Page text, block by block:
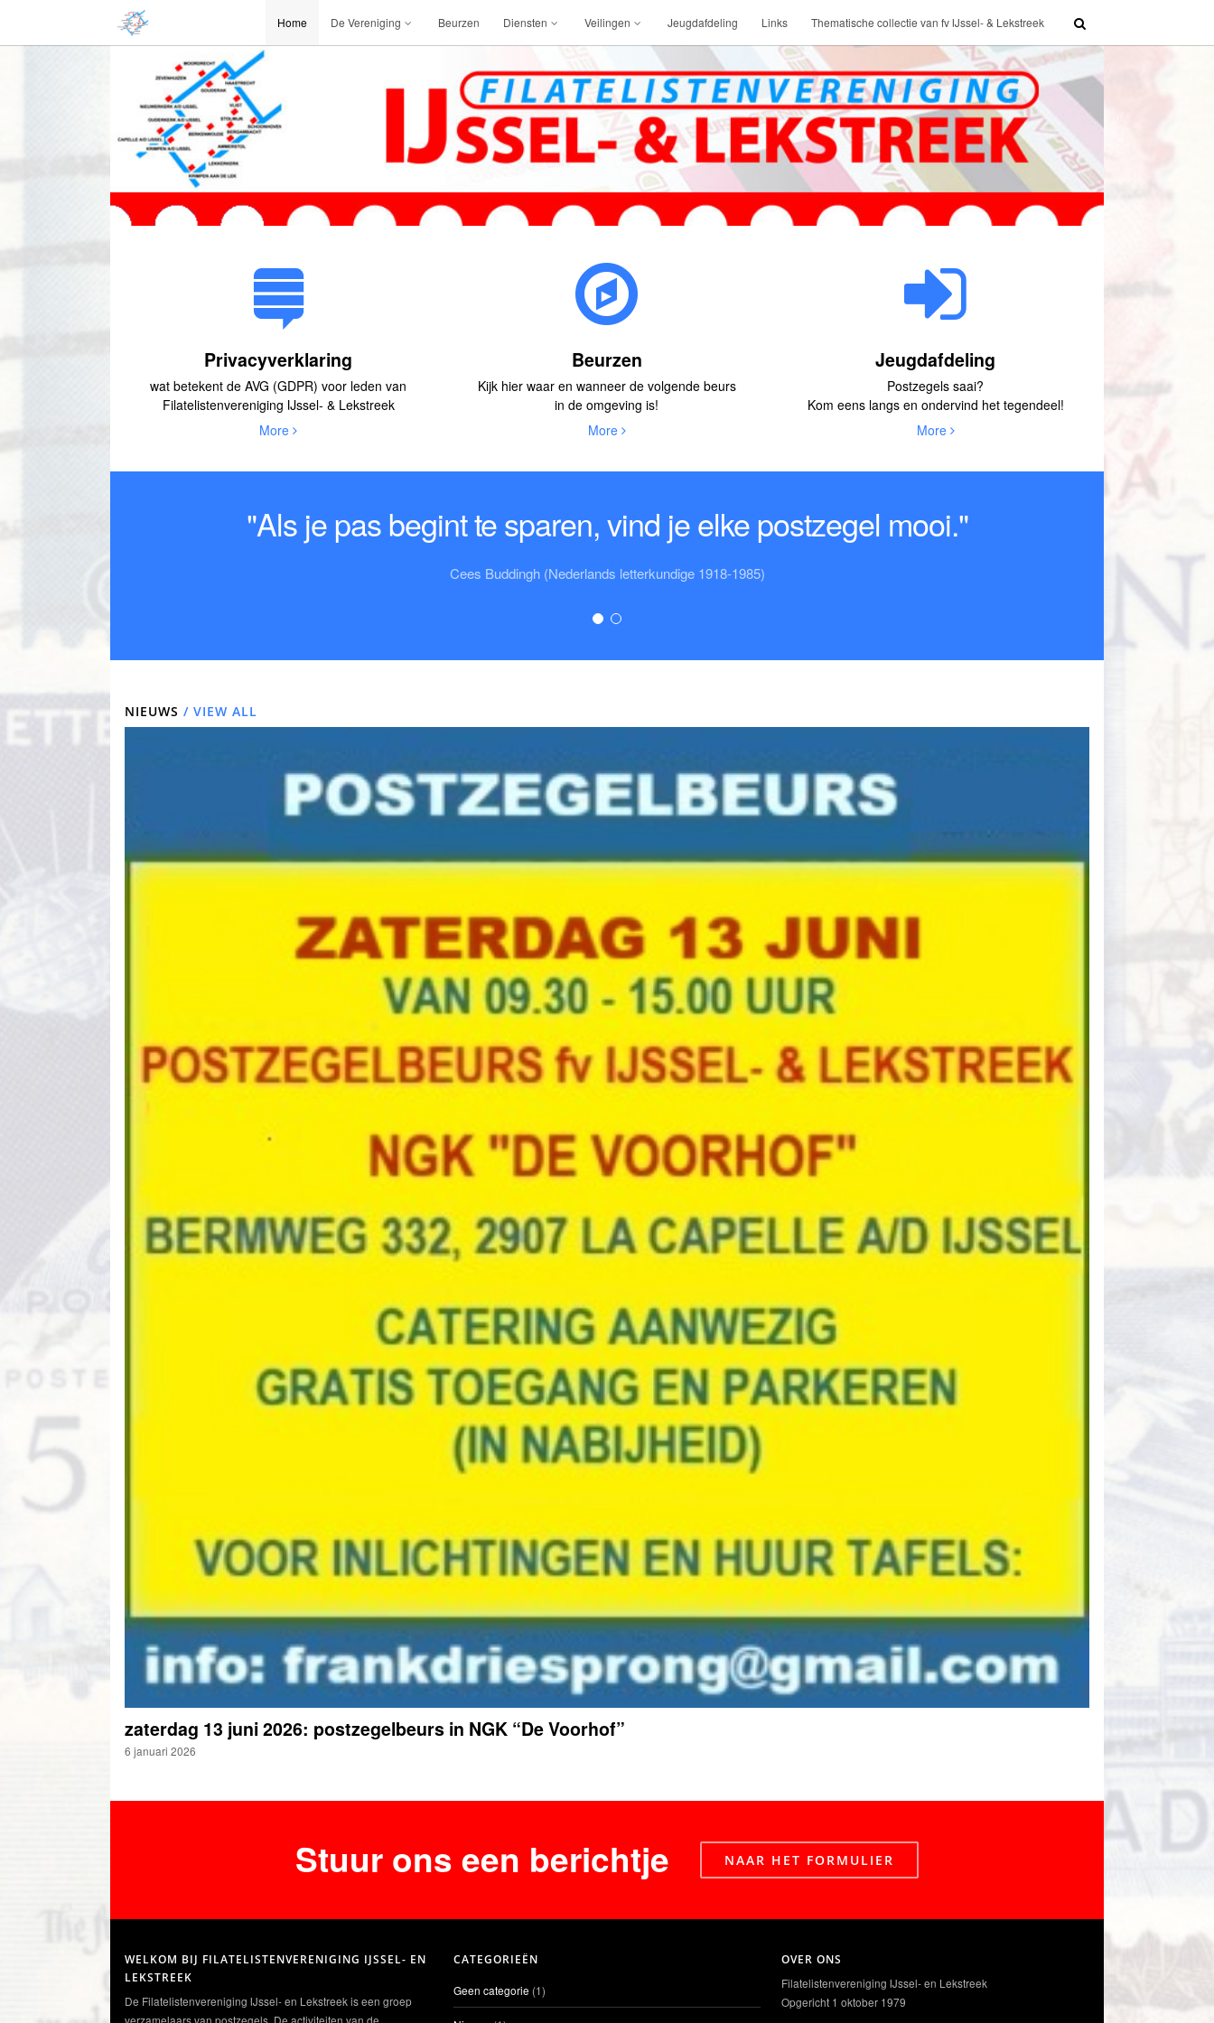
Home De Vereniging Beurzen Diensten Veilingen Jeugdafdeling Links Thematische collectie van fv IJssel- & Lekstreek
Privacyverklaring
wat betekent de AVG (GDPR) voor leden van
Filatelistenvereniging IJssel- & Lekstreek
More
Beurzen
Kijk hier waar en wanneer de volgende beurs
in de omgeving is!
More
Jeugdafdeling
Postzegels saai?
Kom eens langs en ondervind het tegendeel!
More
"Als je pas begint te sparen, vind je elke postzegel mooi."
Cees Buddingh (Nederlands letterkundige 1918-1985)
NIEUWS / VIEW ALL
zaterdag 13 juni 2026: postzegelbeurs in NGK “De Voorhof”
6 januari 2026
Stuur ons een berichtje NAAR HET FORMULIER
WELKOM BIJ FILATELISTENVERENIGING IJSSEL- EN
LEKSTREEK
De Filatelistenvereniging IJssel- en Lekstreek is een groep
CATEGORIEËN
Geen categorie (1)
OVER ONS
Filatelistenvereniging IJssel- en Lekstreek
Opgericht 1 oktober 1979